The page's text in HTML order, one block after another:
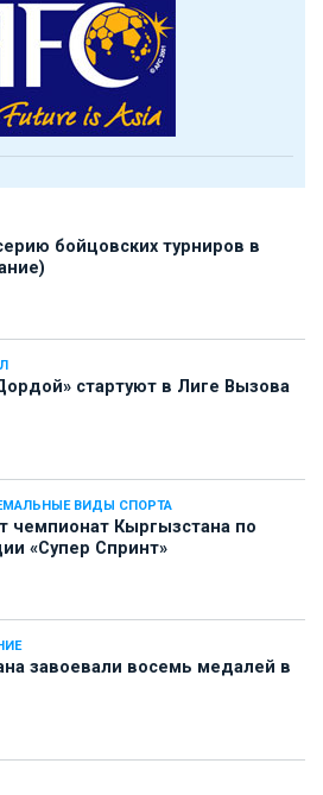
бойцовских турниров в
стартуют в Лиге Вызова
ВИДЫ СПОРТА
чемпионат Кыргызстана по
«Супер Спринт»
завоевали восемь медалей в